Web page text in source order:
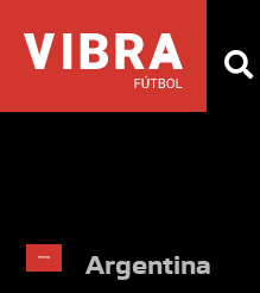
Argentina